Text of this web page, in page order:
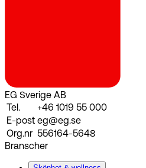
EG Sverige AB
Tel.
+46 1019 55 000
E-post eg@eg.se
Org.nr 556164-5648
Branscher